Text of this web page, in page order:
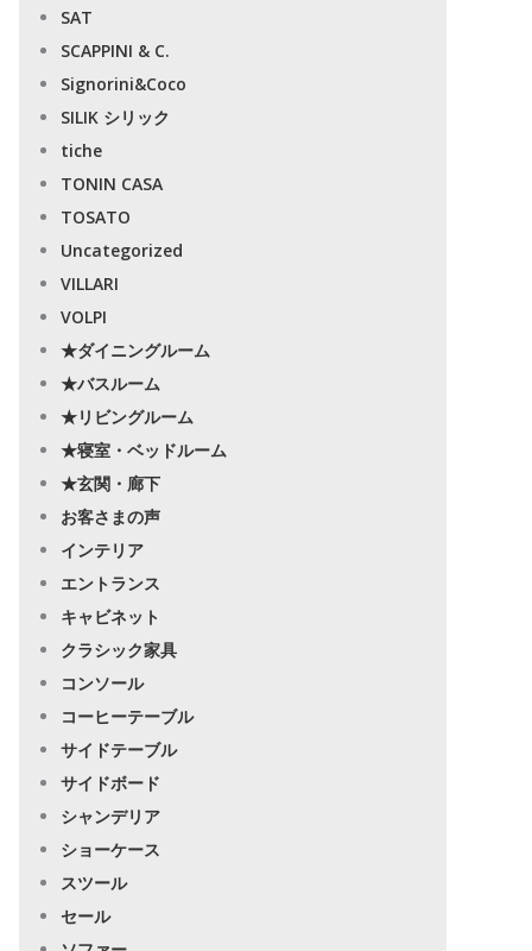
SAT
SCAPPINI & C.
Signorini&Coco
SILIK シリック
tiche
TONIN CASA
TOSATO
Uncategorized
VILLARI
VOLPI
★ダイニングルーム
★バスルーム
★リビングルーム
★寝室・ベッドルーム
★玄関・廊下
お客さまの声
インテリア
エントランス
キャビネット
クラシック家具
コンソール
コーヒーテーブル
サイドテーブル
サイドボード
シャンデリア
ショーケース
スツール
セール